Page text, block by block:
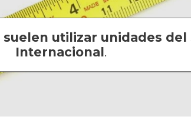
suelen utilizar unidades del
Internacional.